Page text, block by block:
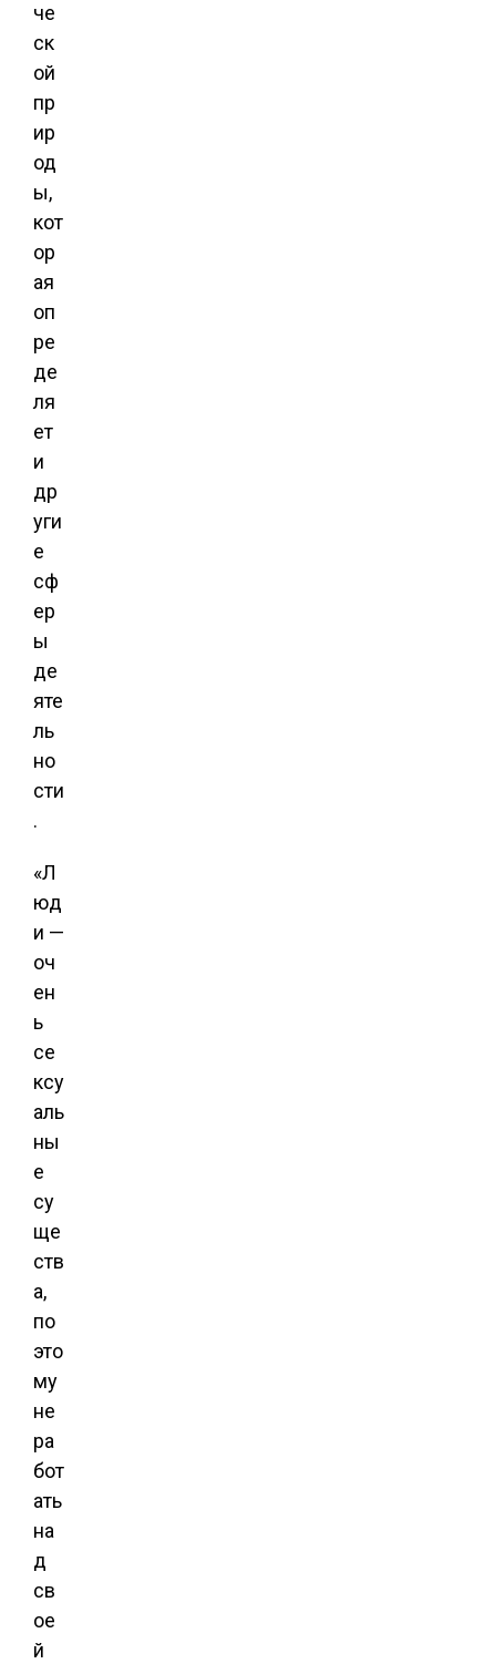
че
ск
ой
пр
ир
од
ы,
кот
ор
ая
оп
ре
де
ля
ет
и
др
уги
е
сф
ер
ы
де
яте
ль
но
сти
.
«Л
юд
и —
оч
ен
ь
се
ксу
аль
ны
е
су
ще
ств
а,
по
это
му
не
ра
бот
ать
на
д
св
ое
й